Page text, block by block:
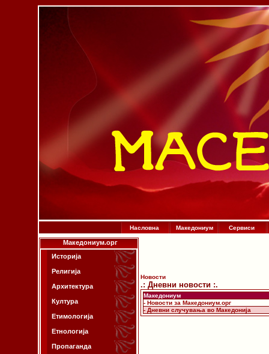
Насловна Македониум Сервиси
Македониум.орг
Историја
Религија
Архитектура
Култура
Етимологија
Етнологија
Пропаганда
Новости
.: Дневни новости :.
Македониум
- Новости за Македониум.орг
- Дневни случувања во Македонија